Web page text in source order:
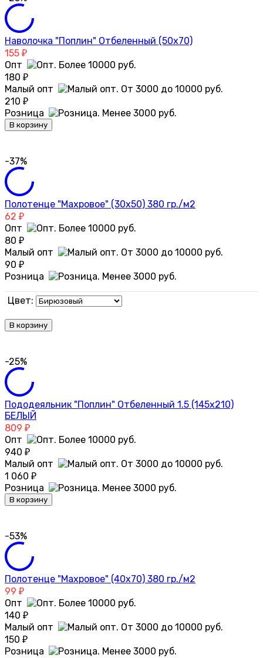
Наволочка "Поплин" Отбеленный (50х70)
155 ₽
Опт
180 ₽
Малый опт
210 ₽
Розница
В корзину
-37%
Полотенце "Махровое" (30х50) 380 гр./м2
62 ₽
Опт
80 ₽
Малый опт
90 ₽
Розница
Цвет:
В корзину
-25%
Пододеяльник "Поплин" Отбеленный 1.5 (145х210)
БЕЛЫЙ
809 ₽
Опт
940 ₽
Малый опт
1 060 ₽
Розница
В корзину
-53%
Полотенце "Махровое" (40х70) 380 гр./м2
99 ₽
Опт
140 ₽
Малый опт
150 ₽
Розница